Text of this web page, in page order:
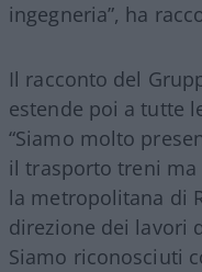
ingegneria”, ha
Il racconto del
estende poi a tutte
“Siamo molto
il trasporto treni ma
la metropolitana di
direzione dei lavori
Siamo riconosciuti